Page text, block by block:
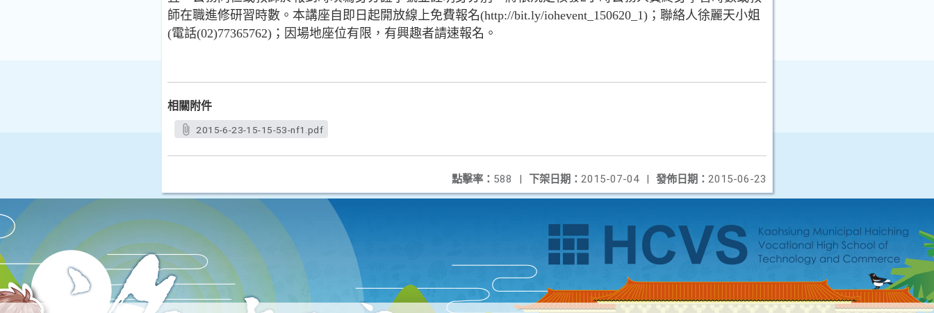
師在職進修研習時數。本講座自即日起開放線上免費報名(http://bit.ly/iohevent_150620_1)；聯絡人徐麗天小姐
(電話(02)77365762)；因場地座位有限，有興趣者請速報名。
相關附件
2015-6-23-15-15-53-nf1.pdf
發佈日期： 2015-06-23
下架日期： 2015-07-04 |
點擊率： 588 |